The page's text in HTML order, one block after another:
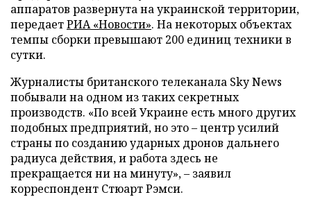
аппаратов развернута на украинской территории,
передаетРИА «Новости». На некоторых объектах
темпы сборки превышают 200 единиц техники в
сутки.
Журналисты британского телеканала Sky News
побывали на одном из таких секретных
производств. «По всей Украине есть много других
подобных предприятий, но это – центр усилий
страны по созданию ударных дронов дальнего
радиуса действия, и работа здесь не
прекращается ни на минуту», – заявил
корреспондент Стюарт Рэмси.